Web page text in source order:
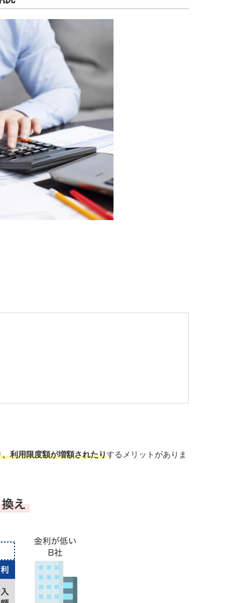
利用限度額が増額されたりするメリットがありま